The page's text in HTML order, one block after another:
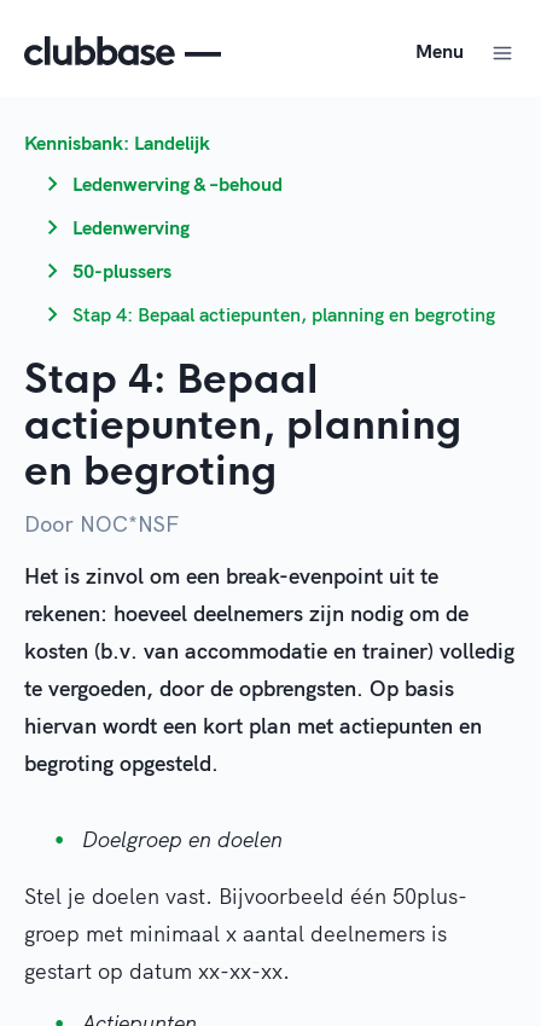
Menu
Kennisbank: Landelijk
Ledenwerving & –behoud
Ledenwerving
50-plussers
Stap 4: Bepaal actiepunten, planning en begroting
Stap 4: Bepaal
actiepunten, planning
en begroting
Door NOC*NSF
Het is zinvol om een break-evenpoint uit te
rekenen: hoeveel deelnemers zijn nodig om de
kosten (b.v. van accommodatie en trainer) volledig
te vergoeden, door de opbrengsten. Op basis
hiervan wordt een kort plan met actiepunten en
begroting opgesteld.
Doelgroep en doelen
Stel je doelen vast. Bijvoorbeeld één 50plus-
groep met minimaal x aantal deelnemers is
gestart op datum xx-xx-xx.